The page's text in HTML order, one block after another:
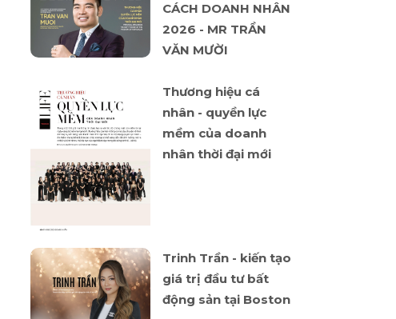
CÁCH DOANH NHÂN
2026 - MR TRẦN
VĂN MƯỜI
Thương hiệu cá
nhân - quyền lực
mềm của doanh
nhân thời đại mới
Trinh Trần - kiến tạo
giá trị đầu tư bất
động sản tại Boston